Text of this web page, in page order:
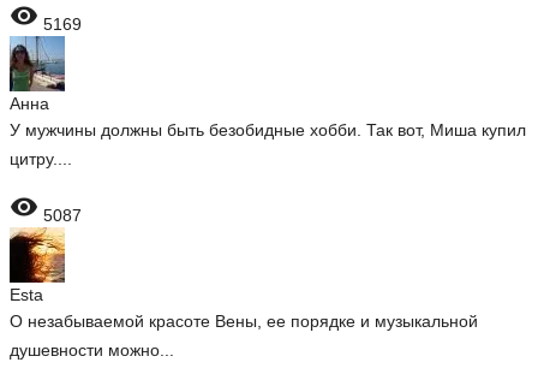
 5169
Анна
У мужчины должны быть безобидные хобби. Так вот, Миша купил
цитру....
 5087
Esta
О незабываемой красоте Вены, ее порядке и музыкальной
душевности можно...